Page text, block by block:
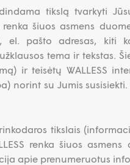
tikslą tvarkyti
renka šiuos asmens
el. pašto adresas, kiti
tema ir tekstas.
ir teisėtų WALLESS
norint su Jumis
tikslais
renka šiuos
apie prenumeruotus